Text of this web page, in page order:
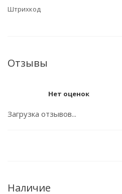
Штрихкод
Отзывы
Нет оценок
Загрузка отзывов...
Наличие